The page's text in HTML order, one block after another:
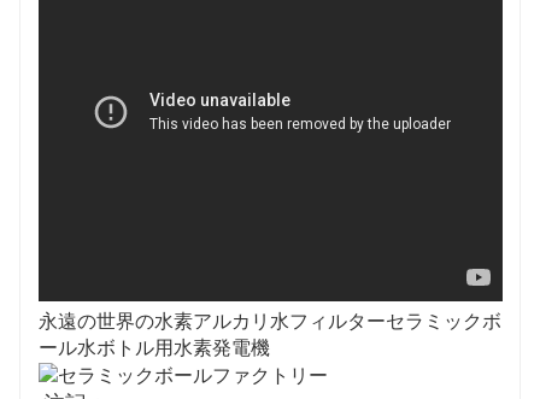
永遠の世界の水素アルカリ水フィルターセラミックボ
ール水ボトル用水素発電機